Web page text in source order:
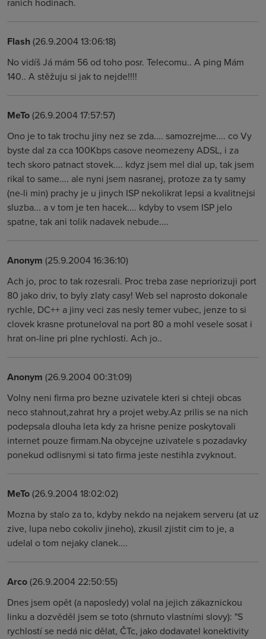
Flash(26.9.2004 13:06:18)
No vidíš Já mám 56 od toho posr. Telecomu.. A ping Mám
140.. A stěžuju si jak to nejde!!!!
MeTo(26.9.2004 17:57:57)
Ono je to tak trochu jiny nez se zda.... samozrejme.... co Vy
byste dal za cca 100Kbps casove neomezeny ADSL, i za
tech skoro patnact stovek.... kdyz jsem mel dial up, tak jsem
rikal to same.... ale nyni jsem nasranej, protoze za ty samy
(ne-li min) prachy je u jinych ISP nekolikrat lepsi a kvalitnejsi
sluzba... a v tom je ten hacek.... kdyby to vsem ISP jelo
spatne, tak ani tolik nadavek nebude....
Anonym (25.9.2004 16:36:10)
Ach jo, proc to tak rozesrali. Proc treba zase nepriorizuji port
80 jako driv, to byly zlaty casy! Web sel naprosto dokonale
rychle, DC++ a jiny veci zas nesly temer vubec, jenze to si
clovek krasne protuneloval na port 80 a mohl vesele sosat i
hrat on-line pri plne rychlosti. Ach jo..
Anonym (26.9.2004 00:31:09)
Volny neni firma pro bezne uzivatele kteri si chteji obcas
neco stahnout,zahrat hry a projet weby.Az prilis se na nich
podepsala dlouha leta kdy za hrisne penize poskytovali
internet pouze firmam.Na obycejne uzivatele s pozadavky
ponekud odlisnymi si tato firma jeste nestihla zvyknout.
MeTo(26.9.2004 18:02:02)
Mozna by stalo za to, kdyby nekdo na nejakem serveru (at uz
zive, lupa nebo cokoliv jineho), zkusil zjistit cim to je, a
udelal o tom nejaky clanek....
Arco(26.9.2004 22:50:55)
Dnes jsem opět (a naposledy) volal na jejich zákaznickou
linku a dozvěděl jsem se toto (shrnuto vlastními slovy): "S
rychlostí se nedá nic dělat, ČTc, jako dodavatel konektivity